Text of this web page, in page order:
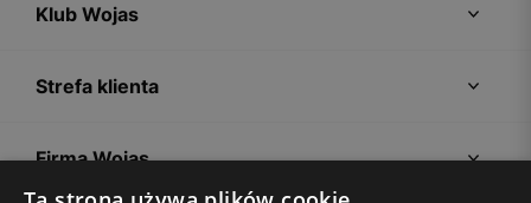
Klub Wojas
Strefa klienta
Firma Wojas